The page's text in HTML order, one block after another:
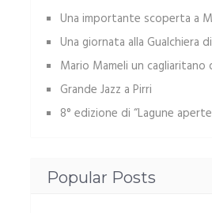
Una importante scoperta a
Una giornata alla Gualchiera
Mario Mameli un cagliaritano
Grande Jazz a Pirri
8° edizione di “Lagune
Popular Posts